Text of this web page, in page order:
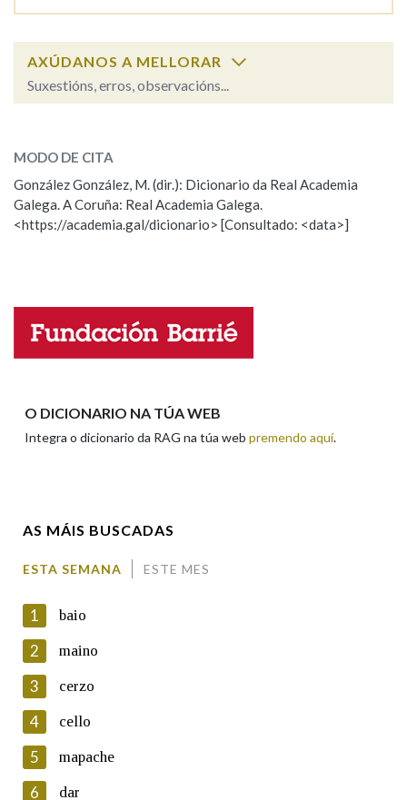
AXÚDANOS A MELLORAR
Suxestións, erros, observacións...
ESCOLLE UNHA OPCIÓN:
Observación Hai un erro na palabra
Propoño mellorar a definición
Nome
En cumprimento da normativa vixente en materia de
Protección de Datos de Carácter Persoal, a Real Academia
Galega informa a aqueles usuarios que faciliten o seu correo
electrónico, así como calquera outra información de carácter
persoal, que estes datos serán obxecto de tratamento
automatizado de carácter confidencial e incorporados aos seus
MODO DE CITA
González González, M. (dir.): Dicionario da Real Academia
Galega. A Coruña: Real Academia Galega.
<https://academia.gal/dicionario> [Consultado: <data>]
O DICIONARIO NA TÚA WEB
Integra o dicionario da RAG na túa web premendo aquí.
AS MÁIS BUSCADAS
ESTA SEMANA ESTE MES
1 baio
2 maino
3 cerzo
4 cello
5 mapache
6 dar